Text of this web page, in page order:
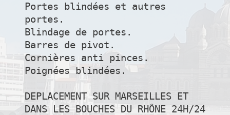
Portes blindées et autres
portes.
Blindage de portes.
Barres de pivot.
Cornières anti pinces.
Poignées blindées.
DEPLACEMENT SUR MARSEILLES ET
DANS LES BOUCHES DU RHÔNE 24H/24